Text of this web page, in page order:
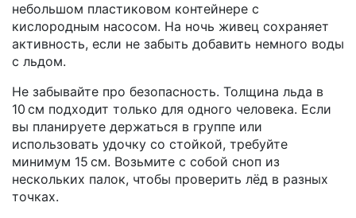
небольшом пластиковом контейнере с
кислородным насосом. На ночь живец сохраняет
активность, если не забыть добавить немного воды
с льдом.
Не забывайте про безопасность. Толщина льда в
10 см подходит только для одного человека. Если
вы планируете держаться в группе или
использовать удочку со стойкой, требуйте
минимум 15 см. Возьмите с собой сноп из
нескольких палок, чтобы проверить лёд в разных
точках.